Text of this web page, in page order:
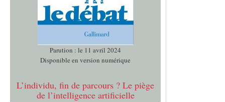
Parution : le 11 avril 2024
Disponible en version numérique
L’individu, fin de parcours ? Le piège
de l’intelligence artificielle